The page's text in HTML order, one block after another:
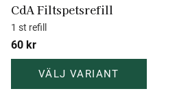
CdA Filtspetsrefill
1 st refill
60 kr